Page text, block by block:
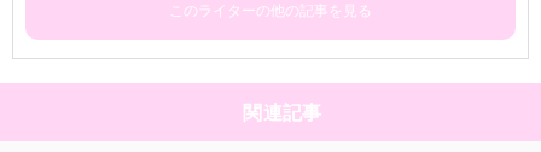
このライターの他の記事を見る
関連記事